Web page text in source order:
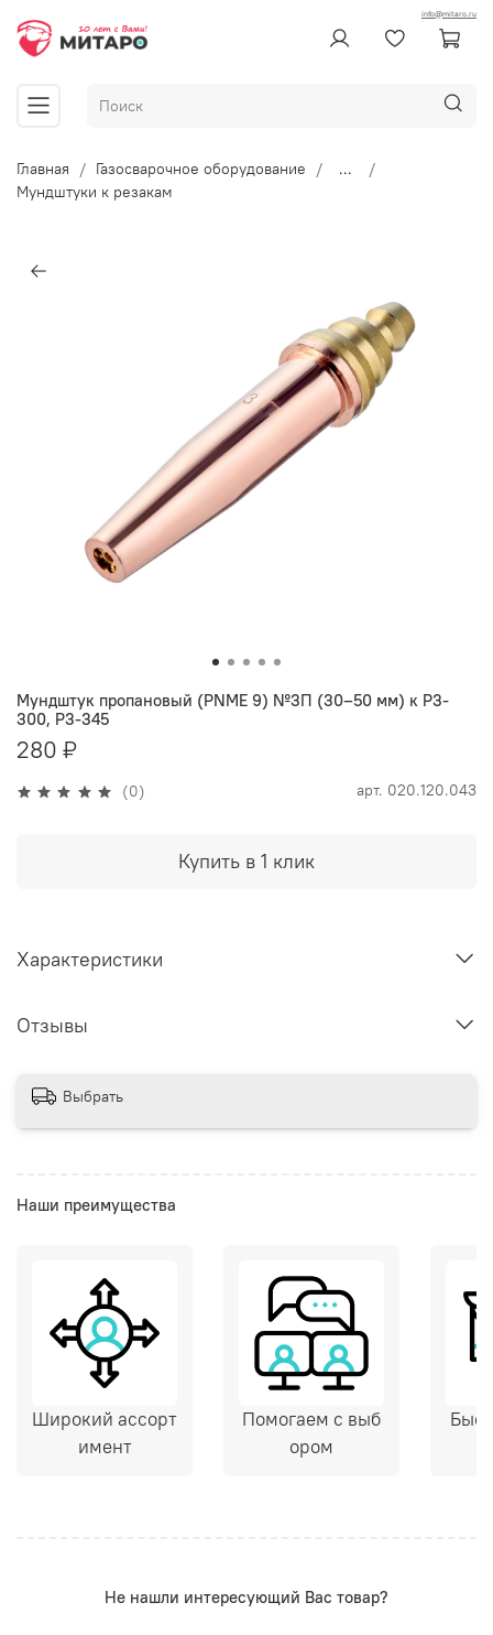
info@mitaro.ru
Главная Газосварочное оборудование
...
Мундштуки к резакам
(0) арт. 020.120.043
Мундштук пропановый (PNME 9) №3П (30–50 мм) к Р3-
300, Р3-345
280 ₽
Купить в 1 клик
Характеристики
Отзывы
Выбрать
Наши преимущества
Широкий ассорт
имент
Помогаем с выб
ором
Не нашли интересующий Вас товар?